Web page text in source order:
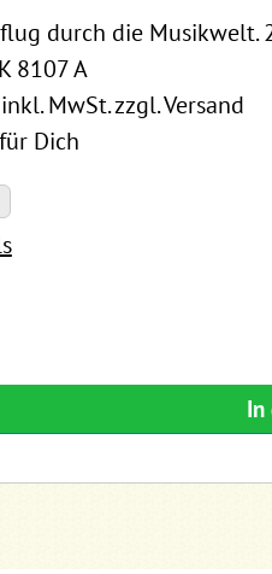
durch die Musikwelt.
8107 A
MwSt. zzgl. Versand
Dich
In